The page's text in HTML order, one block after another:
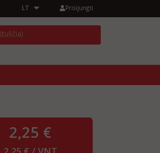
Prisijungti
LT
(tuščia)
2,25 €